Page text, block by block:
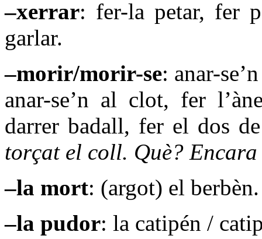
–xerrar: fer-la petar, fer
garlar.
–morir/morir-se: anar-
anar-se’n al clot, fer
darrer badall, fer el dos
torçat el coll. Què?
–la mort: (argot) el berbèn.
–la pudor: la catipén /